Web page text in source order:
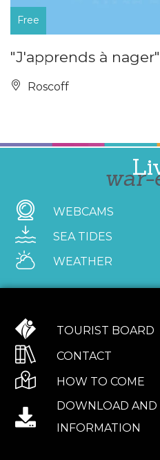
Free
"J'apprends à nager"
Roscoff
war-
WEBCAMS
SEA TIDES
WEATHER
TOURIST BOARD
CONTACT
HOW TO COME
DOWNLOAD AND
INFORMATION